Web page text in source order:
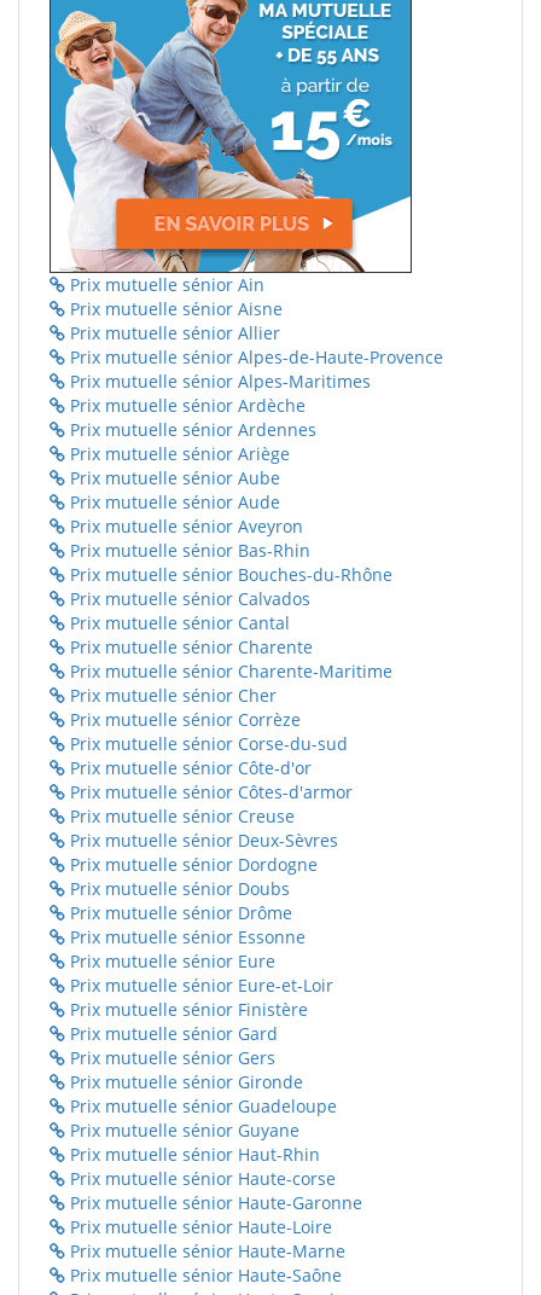
Prix mutuelle sénior Ain
Prix mutuelle sénior Aisne
Prix mutuelle sénior Allier
Prix mutuelle sénior Alpes-de-Haute-Provence
Prix mutuelle sénior Alpes-Maritimes
Prix mutuelle sénior Ardèche
Prix mutuelle sénior Ardennes
Prix mutuelle sénior Ariège
Prix mutuelle sénior Aube
Prix mutuelle sénior Aude
Prix mutuelle sénior Aveyron
Prix mutuelle sénior Bas-Rhin
Prix mutuelle sénior Bouches-du-Rhône
Prix mutuelle sénior Calvados
Prix mutuelle sénior Cantal
Prix mutuelle sénior Charente
Prix mutuelle sénior Charente-Maritime
Prix mutuelle sénior Cher
Prix mutuelle sénior Corrèze
Prix mutuelle sénior Corse-du-sud
Prix mutuelle sénior Côte-d'or
Prix mutuelle sénior Côtes-d'armor
Prix mutuelle sénior Creuse
Prix mutuelle sénior Deux-Sèvres
Prix mutuelle sénior Dordogne
Prix mutuelle sénior Doubs
Prix mutuelle sénior Drôme
Prix mutuelle sénior Essonne
Prix mutuelle sénior Eure
Prix mutuelle sénior Eure-et-Loir
Prix mutuelle sénior Finistère
Prix mutuelle sénior Gard
Prix mutuelle sénior Gers
Prix mutuelle sénior Gironde
Prix mutuelle sénior Guadeloupe
Prix mutuelle sénior Guyane
Prix mutuelle sénior Haut-Rhin
Prix mutuelle sénior Haute-corse
Prix mutuelle sénior Haute-Garonne
Prix mutuelle sénior Haute-Loire
Prix mutuelle sénior Haute-Marne
Prix mutuelle sénior Haute-Saône